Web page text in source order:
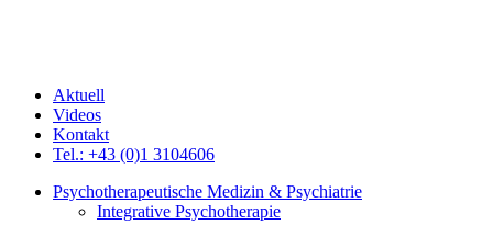
Aktuell
Videos
Kontakt
Tel.: +43 (0)1 3104606
Psychotherapeutische Medizin & Psychiatrie
Integrative Psychotherapie